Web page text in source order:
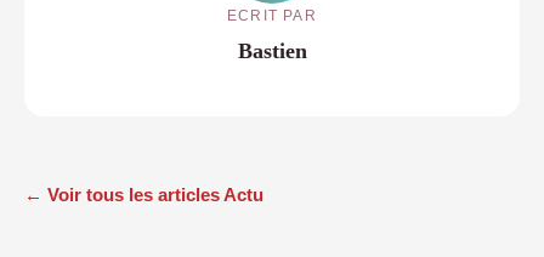
ECRIT PAR
Bastien
← Voir tous les articles Actu